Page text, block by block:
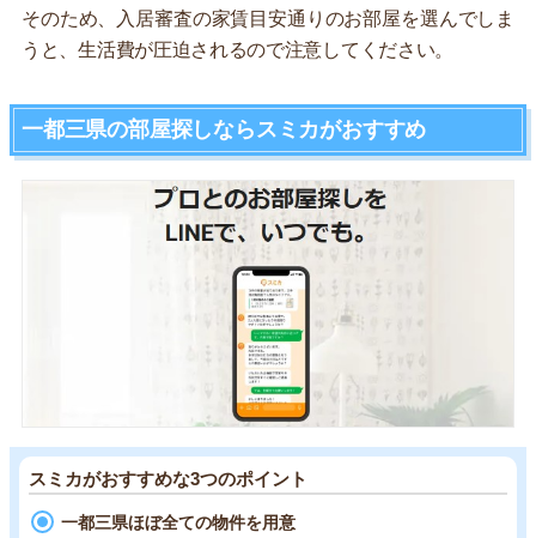
そのため、入居審査の家賃目安通りのお部屋を選んでしま
うと、生活費が圧迫されるので注意してください。
一都三県の部屋探しならスミカがおすすめ
スミカがおすすめな3つのポイント
一都三県ほぼ全ての物件を用意